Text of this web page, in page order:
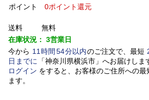
ポイント
0ポイント還元
送料
無料
在庫状況： 3営業日
今から 11 時間 54分以内のご注文で、最短
日 までに 「神奈川県横浜市」 へお届けしま
ログイン をすると、お客様のご住所への
ます。